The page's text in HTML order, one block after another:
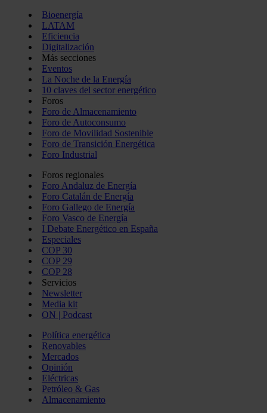
Bioenergía
LATAM
Eficiencia
Digitalización
Más secciones
Eventos
La Noche de la Energía
10 claves del sector energético
Foros
Foro de Almacenamiento
Foro de Autoconsumo
Foro de Movilidad Sostenible
Foro de Transición Energética
Foro Industrial
Foros regionales
Foro Andaluz de Energía
Foro Catalán de Energía
Foro Gallego de Energía
Foro Vasco de Energía
I Debate Energético en España
Especiales
COP 30
COP 29
COP 28
Servicios
Newsletter
Media kit
ON | Podcast
Política energética
Renovables
Mercados
Opinión
Eléctricas
Petróleo & Gas
Almacenamiento